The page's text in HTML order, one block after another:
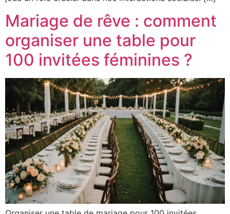
Mariage de rêve : comment
organiser une table pour
100 invitées féminines ?